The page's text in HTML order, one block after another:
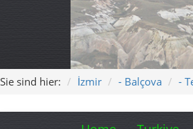
Sie sind hier: İzmir - Balçova -